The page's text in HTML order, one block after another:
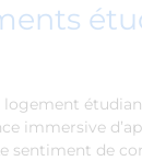
immersive
sentiment de